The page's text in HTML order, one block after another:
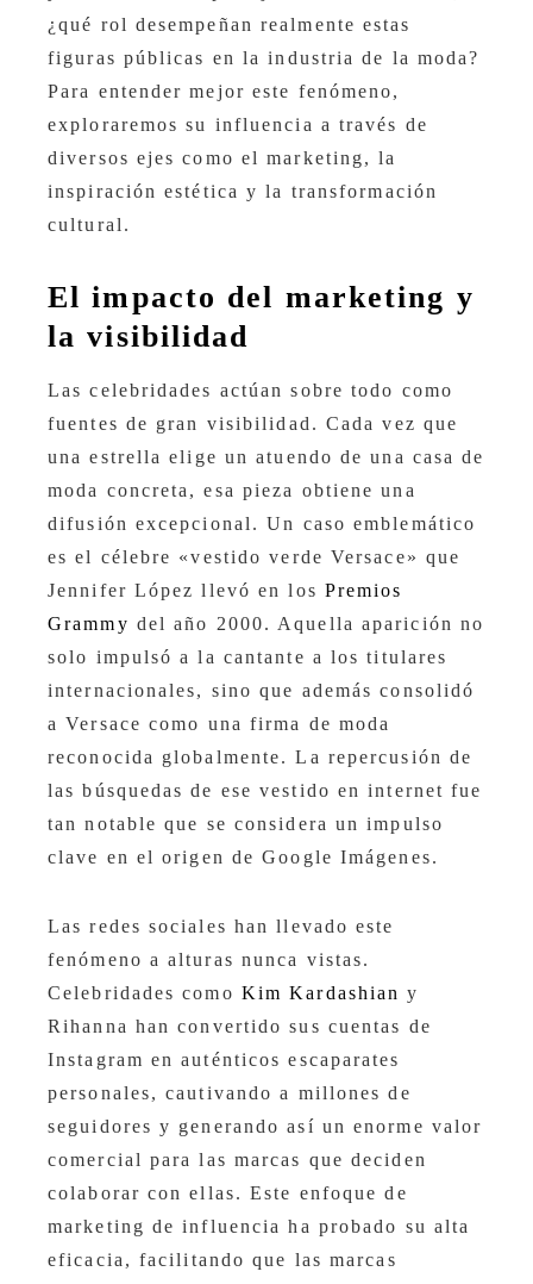
¿qué rol desempeñan realmente estas
figuras públicas en la industria de la moda?
Para entender mejor este fenómeno,
exploraremos su influencia a través de
diversos ejes como el marketing, la
inspiración estética y la transformación
cultural.
El impacto del marketing y
la visibilidad
Las celebridades actúan sobre todo como
fuentes de gran visibilidad. Cada vez que
una estrella elige un atuendo de una casa de
moda concreta, esa pieza obtiene una
difusión excepcional. Un caso emblemático
es el célebre «vestido verde Versace» que
Jennifer López llevó en los Premios
Grammy del año 2000. Aquella aparición no
solo impulsó a la cantante a los titulares
internacionales, sino que además consolidó
a Versace como una firma de moda
reconocida globalmente. La repercusión de
las búsquedas de ese vestido en internet fue
tan notable que se considera un impulso
clave en el origen de Google Imágenes.
Las redes sociales han llevado este
fenómeno a alturas nunca vistas.
Celebridades como Kim Kardashian y
Rihanna han convertido sus cuentas de
Instagram en auténticos escaparates
personales, cautivando a millones de
seguidores y generando así un enorme valor
comercial para las marcas que deciden
colaborar con ellas. Este enfoque de
marketing de influencia ha probado su alta
eficacia, facilitando que las marcas